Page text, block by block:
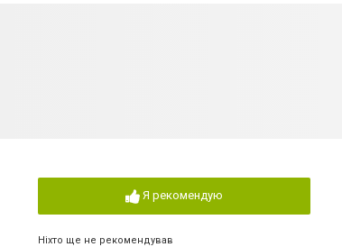
Я рекомендую
Ніхто ще не рекомендував